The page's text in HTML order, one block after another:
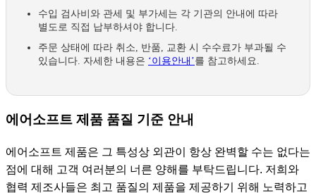
수입 검사비와 관세 및 부가세는 각 기관의 안내에 따라
별도로 직접 납부하셔야 합니다.
주문 상태에 따라 취소, 반품, 교환 시 수수료가 부과될 수
있습니다. 자세한 내용은 ‘이용안내’를 참고하세요.
에어소프트 제품 품질 기준 안내
에어소프트 제품은 그 특성상 외관이 항상 완벽할 수는 없다는
점에 대해 고객 여러분의 너른 양해를 부탁드립니다. 저희와
협력 제조사들은 최고 품질의 제품을 제공하기 위해 노력하고